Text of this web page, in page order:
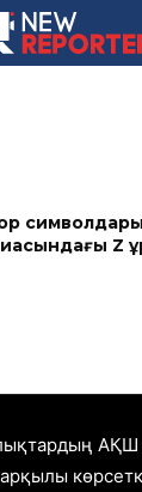
символдары
Z
арқылы